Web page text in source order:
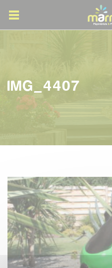
IMG_4407